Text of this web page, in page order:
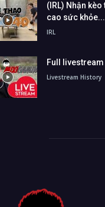
(IRL) Nhận
cao sức khỏe...
IRL
Full
Livestream History